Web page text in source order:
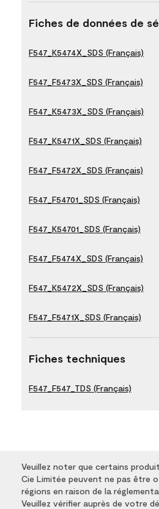
Fiches de données de
F547_K5474X_SDS (Français)
F547_F5473X_SDS (Français)
F547_K5473X_SDS (Français)
F547_K5471X_SDS (Français)
F547_F5472X_SDS (Français)
F547_F54701_SDS (Français)
F547_K54701_SDS (Français)
F547_F5474X_SDS (Français)
F547_K5472X_SDS (Français)
F547_F5471X_SDS (Français)
Fiches techniques
F547_F547_TDS (Français)
Veuillez noter que certains
Cie Limitée peuvent ne pas être
régions en raison de la
Veuillez vérifier auprès de votre